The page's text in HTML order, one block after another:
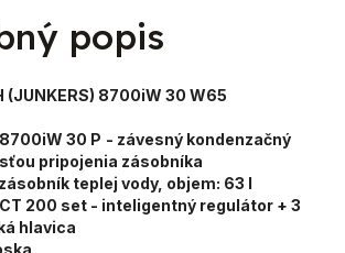
popis
(JUNKERS) 8700iW 30 W65
30 P - závesný kondenzačný
pripojenia zásobníka
teplej vody, objem: 63 l
200 set - inteligentný regulátor + 3
hlavica